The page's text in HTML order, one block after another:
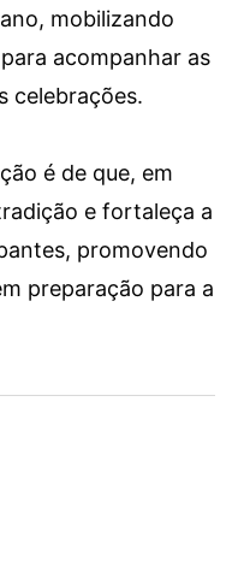
mobilizando
acompanhar as
celebrações.
é de que, em
e fortaleça a
promovendo
preparação para a